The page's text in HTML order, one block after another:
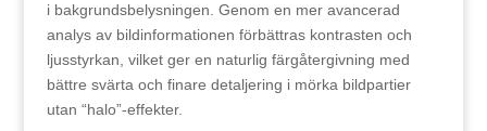
i bakgrundsbelysningen. Genom en mer avancerad
analys av bildinformationen förbättras kontrasten och
ljusstyrkan, vilket ger en naturlig färgåtergivning med
bättre svärta och finare detaljering i mörka bildpartier
utan “halo”-effekter.